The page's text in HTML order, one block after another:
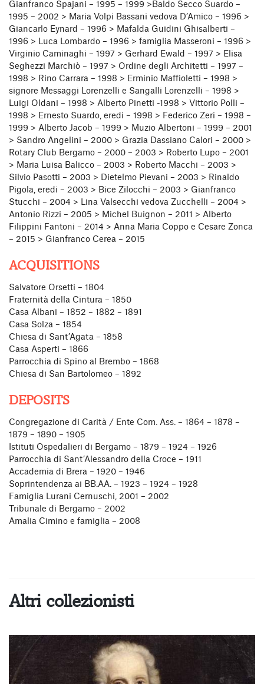
Gianfranco Spajani – 1995 – 1999 >Baldo Secco Suardo –
1995 – 2002 > Maria Volpi Bassani vedova D’Amico – 1996 >
Giancarlo Eynard – 1996 > Mafalda Guidini Ghisalberti –
1996 > Luca Lombardo – 1996 > famiglia Masseroni – 1996 >
Virginio Caminaghi – 1997 > Gerhard Ewald – 1997 > Elisa
Seghezzi Marchiò – 1997 > Ordine degli Architetti – 1997 –
1998 > Rino Carrara – 1998 > Erminio Maffioletti – 1998 >
signore Messaggi Lorenzelli e Sangalli Lorenzelli – 1998 >
Luigi Oldani – 1998 > Alberto Pinetti -1998 > Vittorio Polli –
1998 > Ernesto Suardo, eredi – 1998 > Federico Zeri – 1998 –
1999 > Alberto Jacob – 1999 > Muzio Albertoni – 1999 – 2001
> Sandro Angelini – 2000 > Grazia Dassiano Calori – 2000 >
Rotary Club Bergamo – 2000 – 2003 > Roberto Lupo – 2001
> Maria Luisa Balicco – 2003 > Roberto Macchi – 2003 >
Silvio Pasotti – 2003 > Dietelmo Pievani – 2003 > Rinaldo
Pigola, eredi – 2003 > Bice Zilocchi – 2003 > Gianfranco
Stucchi – 2004 > Lina Valsecchi vedova Zucchelli – 2004 >
Antonio Rizzi – 2005 > Michel Buignon – 2011 > Alberto
Filippini Fantoni – 2014 > Anna Maria Coppo e Cesare Zonca
– 2015 > Gianfranco Cerea – 2015
ACQUISITIONS
Salvatore Orsetti – 1804
Fraternità della Cintura – 1850
Casa Albani – 1852 – 1882 – 1891
Casa Solza – 1854
Chiesa di Sant’Agata – 1858
Casa Asperti – 1866
Parrocchia di Spino al Brembo – 1868
Chiesa di San Bartolomeo – 1892
DEPOSITS
Congregazione di Carità / Ente Com. Ass. – 1864 – 1878 –
1879 – 1890 – 1905
Istituti Ospedalieri di Bergamo – 1879 – 1924 – 1926
Parrocchia di Sant’Alessandro della Croce – 1911
Accademia di Brera – 1920 – 1946
Soprintendenza ai BB.AA. – 1923 – 1924 – 1928
Famiglia Lurani Cernuschi, 2001 – 2002
Tribunale di Bergamo – 2002
Amalia Cimino e famiglia – 2008
Altri collezionisti